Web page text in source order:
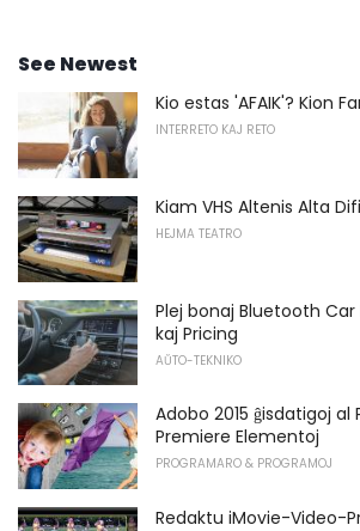
See Newest
Kio estas 'AFAIK'? Kion
INTERRETO KAJ RETO
Kiam VHS Altenis Alta
HEJMA TEATRO
Plej bonaj Bluetooth Car
kaj Pricing
AŬTO-TEKNIKO
Adobo 2015 ĝisdatigoj al
Premiere Elementoj
PROGRAMARO & PROGRAMOJ
Redaktu iMovie-Video-